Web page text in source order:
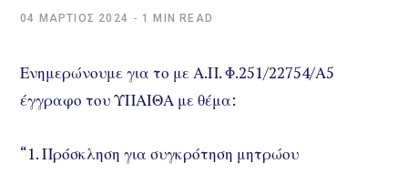
04 ΜΆΡΤΙΟΣ 2024 1 MIN READ
Ενημερώνουμε για το με Α.Π. Φ.251/22754/Α5
έγγραφο του ΥΠΑΙΘΑ με θέμα:
“1. Πρόσκληση για συγκρότηση μητρώου